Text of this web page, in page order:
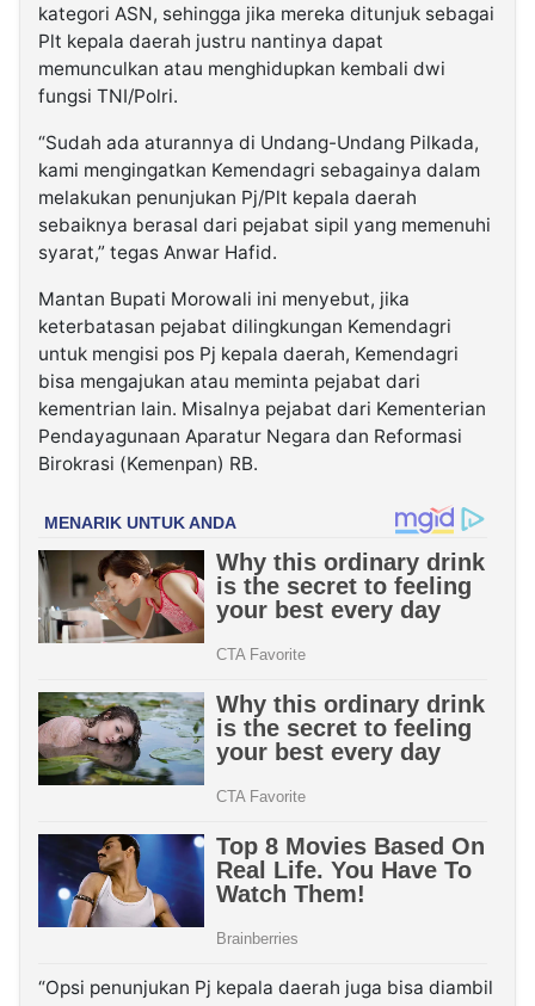
kategori ASN, sehingga jika mereka ditunjuk sebagai
Plt kepala daerah justru nantinya dapat
memunculkan atau menghidupkan kembali dwi
fungsi TNI/Polri.
“Sudah ada aturannya di Undang-Undang Pilkada,
kami mengingatkan Kemendagri sebagainya dalam
melakukan penunjukan Pj/Plt kepala daerah
sebaiknya berasal dari pejabat sipil yang memenuhi
syarat,” tegas Anwar Hafid.
Mantan Bupati Morowali ini menyebut, jika
keterbatasan pejabat dilingkungan Kemendagri
untuk mengisi pos Pj kepala daerah, Kemendagri
bisa mengajukan atau meminta pejabat dari
kementrian lain. Misalnya pejabat dari Kementerian
Pendayagunaan Aparatur Negara dan Reformasi
Birokrasi (Kemenpan) RB.
“Opsi penunjukan Pj kepala daerah juga bisa diambil